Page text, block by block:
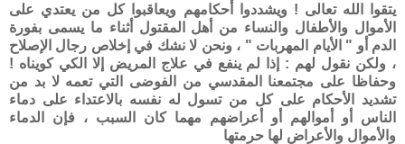
يتقوا الله تعالى ! ويشددوا أحكامهم ويعاقبوا كل من يعتدي على
الأموال والأطفال والنساء من أهل المقتول أثناء ما يسمى بفورة
الدم أو " الأيام المهربات " ، ونحن لا نشك في إخلاص رجال الإصلاح
، ولكن نقول لهم : إذا لم ينفع في علاج المريض إلا الكي كويناه !
وحفاظا على مجتمعنا المقدسي من الفوضى التي تعمه لا بد من
تشديد الأحكام على كل من تسول له نفسه بالاعتداء على دماء
الناس أو أموالهم أو أعراضهم مهما كان السبب ، فإن الدماء
والأموال والأعراض لها حرمتها